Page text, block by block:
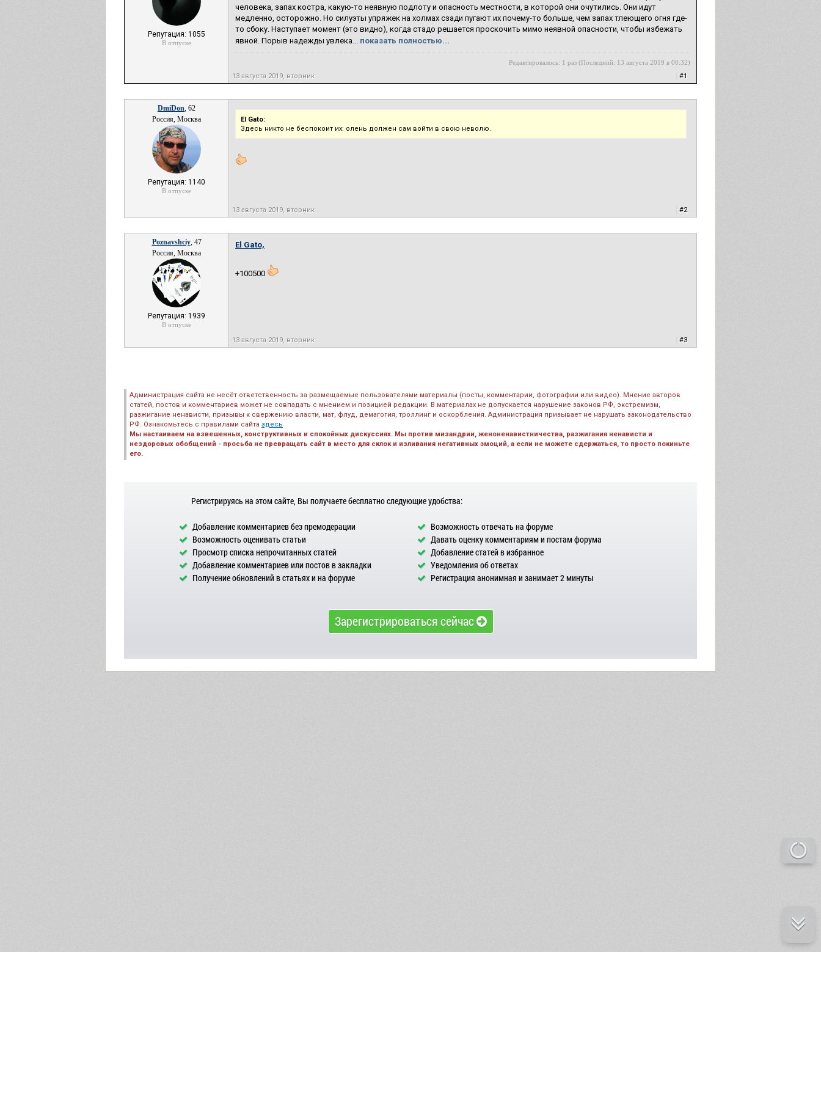
Репутация: 1055
В отпуске
человека, запах костра, какую-то неявную подлоту и опасность местности, в которой они очутились. Они идут
медленно, осторожно. Но силуэты упряжек на холмах сзади пугают их почему-то больше, чем запах тлеющего огня где-
то сбоку. Наступает момент (это видно), когда стадо решается проскочить мимо неявной опасности, чтобы избежать
явной. Порыв надежды увлека... показать полностью...
Редактировалось: 1 раз (Последний: 13 августа 2019 в 00:32)
13 августа 2019, вторник #1
DmiDon, 62
Россия, Москва
Репутация: 1140
В отпуске
El Gato:
Здесь никто не беспокоит их: олень должен сам войти в свою неволю.
13 августа 2019, вторник #2
Poznavshciy, 47
Россия, Москва
Репутация: 1939
В отпуске
El Gato,
+100500
13 августа 2019, вторник #3
Администрация сайта не несёт ответственность за размещаемые пользователями материалы (посты, комментарии, фотографии или видео). Мнение авторов
статей, постов и комментариев может не совпадать с мнением и позицией редакции. В материалах не допускается нарушение законов РФ, экстремизм,
разжигание ненависти, призывы к свержению власти, мат, флуд, демагогия, троллинг и оскорбления. Администрация призывает не нарушать законодательство
РФ. Ознакомьтесь с правилами сайта здесь
Мы настаиваем на взвешенных, конструктивных и спокойных дискуссиях. Мы против мизандрии, женоненавистничества, разжигания ненависти и
нездоровых обобщений - просьба не превращать сайт в место для склок и изливания негативных эмоций, а если не можете сдержаться, то просто покиньте
его.
Регистрируясь на этом сайте, Вы получаете бесплатно следующие удобства:
Добавление комментариев без премодерации
Возможность отвечать на форуме
Возможность оценивать статьи
Давать оценку комментариям и постам форума
Просмотр списка непрочитанных статей
Добавление статей в избранное
Добавление комментариев или постов в закладки
Уведомления об ответах
Получение обновлений в статьях и на форуме
Регистрация анонимная и занимает 2 минуты
Зарегистрироваться сейчас